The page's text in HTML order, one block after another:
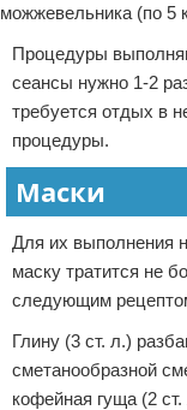
можжевельника (по 5
Процедуры
сеансы нужно 1-2
требуется отдых в
процедуры.
Маски
Для их выполнения
маску тратится не
следующим
Глину (3 ст. л.)
сметанообразной
кофейная гуща (2